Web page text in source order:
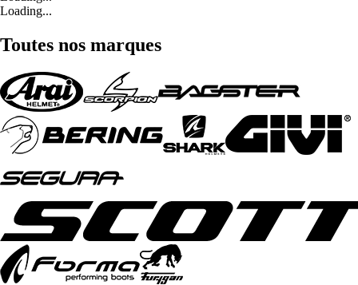
Loading...
Toutes nos marques